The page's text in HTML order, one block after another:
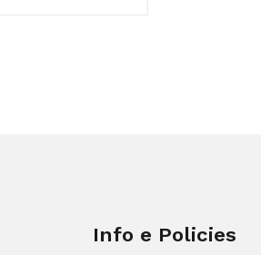
Info e Policies